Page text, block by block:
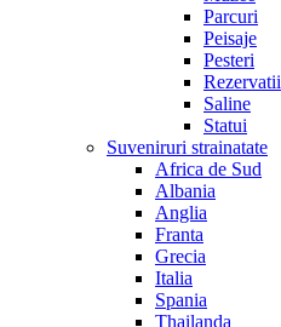
Parcuri
Peisaje
Pesteri
Rezervatii
Saline
Statui
Suveniruri strainatate
Africa de Sud
Albania
Anglia
Franta
Grecia
Italia
Spania
Thailanda